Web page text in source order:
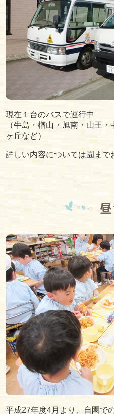
現在１台のバスで運行中
（牛島・楢山・旭南・山王
ヶ丘など）
詳しい内容については園まで
平成27年度4月より、自園で